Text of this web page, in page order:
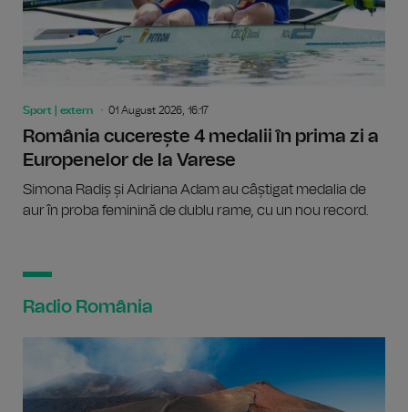
Sport | extern 01 August 2026, 16:17
România cucerește 4 medalii în prima zi a
Europenelor de la Varese
Simona Radiș și Adriana Adam au câștigat medalia de
aur în proba feminină de dublu rame, cu un nou record.
Radio România